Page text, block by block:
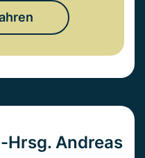
Hrsg. Andreas